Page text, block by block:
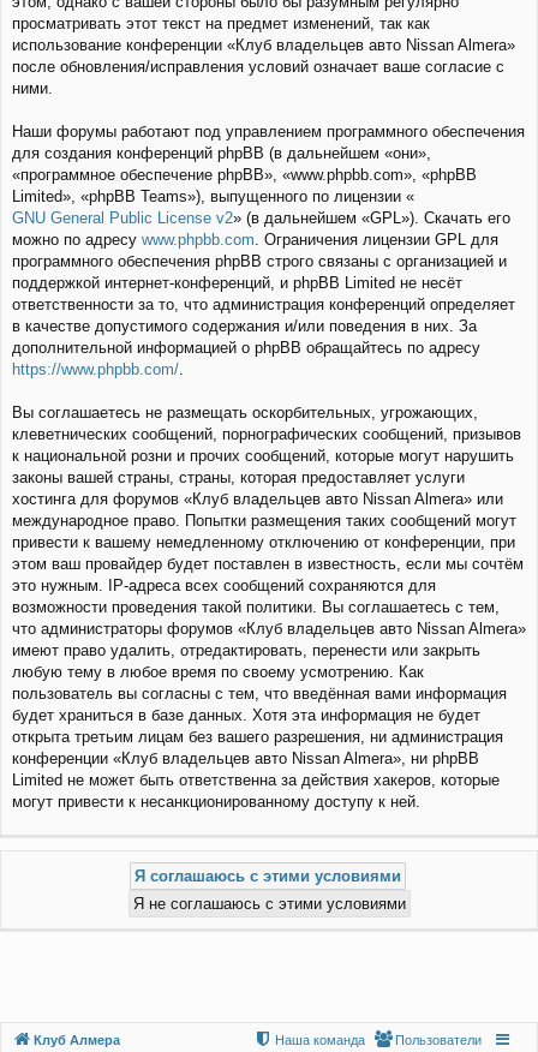
просматривать этот текст на предмет изменений, так как
использование конференции «Клуб владельцев авто Nissan Almera»
после обновления/исправления условий означает ваше согласие с
ними.
Наши форумы работают под управлением программного обеспечения
для создания конференций phpBB (в дальнейшем «они»,
«программное обеспечение phpBB», «www.phpbb.com», «phpBB
Limited», «phpBB Teams»), выпущенного по лицензии «
GNU General Public License v2» (в дальнейшем «GPL»). Скачать его
можно по адресу www.phpbb.com. Ограничения лицензии GPL для
программного обеспечения phpBB строго связаны с организацией и
поддержкой интернет-конференций, и phpBB Limited не несёт
ответственности за то, что администрация конференций определяет
в качестве допустимого содержания и/или поведения в них. За
дополнительной информацией о phpBB обращайтесь по адресу
https://www.phpbb.com/.
Вы соглашаетесь не размещать оскорбительных, угрожающих,
клеветнических сообщений, порнографических сообщений, призывов
к национальной розни и прочих сообщений, которые могут нарушить
законы вашей страны, страны, которая предоставляет услуги
хостинга для форумов «Клуб владельцев авто Nissan Almera» или
международное право. Попытки размещения таких сообщений могут
привести к вашему немедленному отключению от конференции, при
этом ваш провайдер будет поставлен в известность, если мы сочтём
это нужным. IP-адреса всех сообщений сохраняются для
возможности проведения такой политики. Вы соглашаетесь с тем,
что администраторы форумов «Клуб владельцев авто Nissan Almera»
имеют право удалить, отредактировать, перенести или закрыть
любую тему в любое время по своему усмотрению. Как
пользователь вы согласны с тем, что введённая вами информация
будет храниться в базе данных. Хотя эта информация не будет
открыта третьим лицам без вашего разрешения, ни администрация
конференции «Клуб владельцев авто Nissan Almera», ни phpBB
Limited не может быть ответственна за действия хакеров, которые
могут привести к несанкционированному доступу к ней.
Клуб Алмера Пользователи
Наша команда